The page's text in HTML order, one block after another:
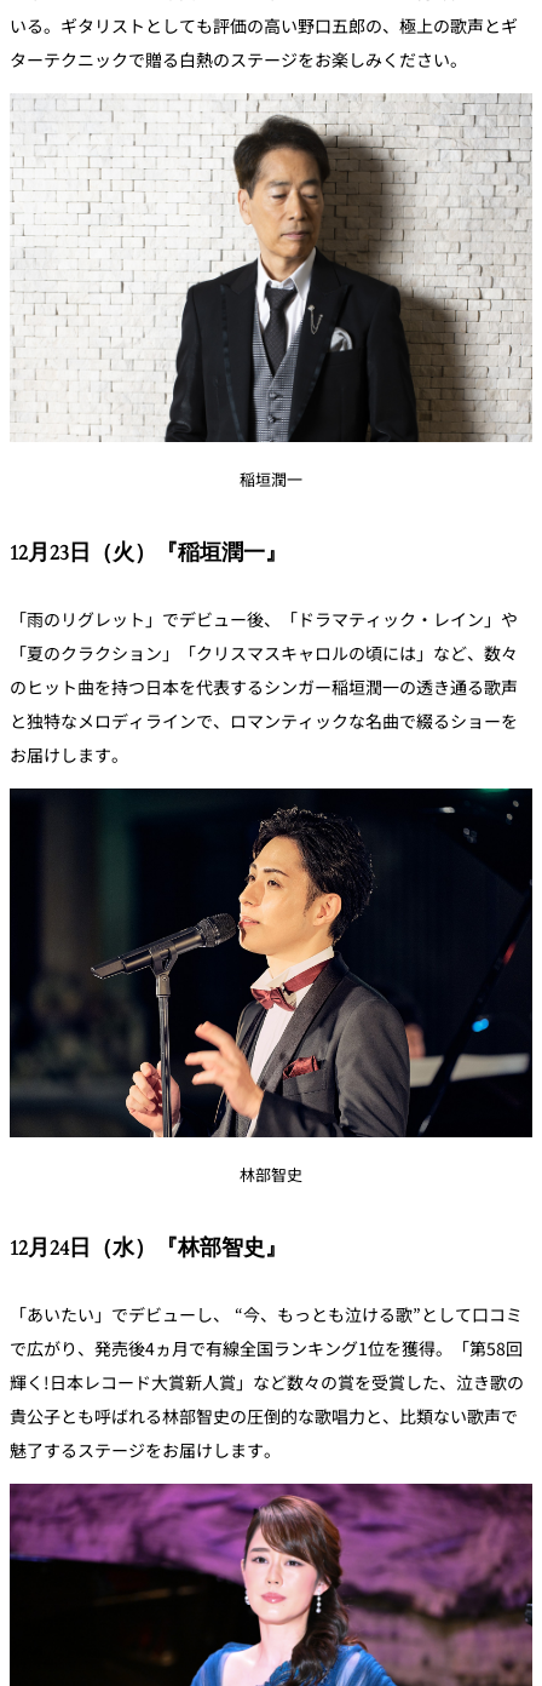
いる。ギタリストとしても評価の高い野口五郎の、極上の歌声とギ
ターテクニックで贈る白熱のステージをお楽しみください。
稲垣潤一
12月23日（火）『稲垣潤一』
「雨のリグレット」でデビュー後、「ドラマティック・レイン」や
「夏のクラクション」「クリスマスキャロルの頃には」など、数々
のヒット曲を持つ日本を代表するシンガー稲垣潤一の透き通る歌声
と独特なメロディラインで、ロマンティックな名曲で綴るショーを
お届けします。
林部智史
12月24日（水）『林部智史』
「あいたい」でデビューし、 “今、もっとも泣ける歌”として口コミ
で広がり、発売後4ヵ月で有線全国ランキング1位を獲得。「第58回
輝く!日本レコード大賞新人賞」など数々の賞を受賞した、泣き歌の
貴公子とも呼ばれる林部智史の圧倒的な歌唱力と、比類ない歌声で
魅了するステージをお届けします。